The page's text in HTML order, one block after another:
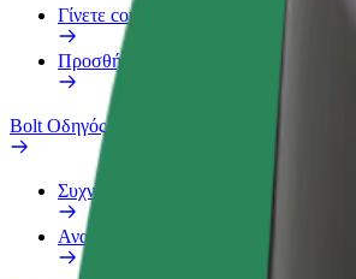
Γίνετε courier
Προσθήκη εστιατορίου ή καταστήματος
Bolt Οδηγός
Συχνές Ερωτήσεις
Αναφορά οχήματος